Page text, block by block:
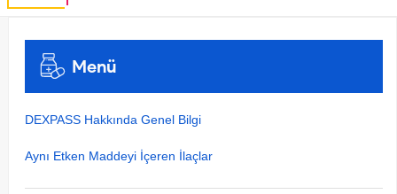
Menü
DEXPASS Hakkında Genel Bilgi
Aynı Etken Maddeyi İçeren İlaçlar